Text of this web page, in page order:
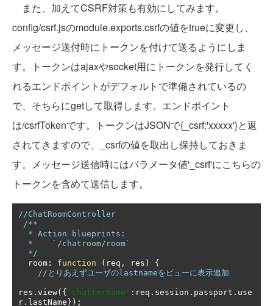
また、加えてCSRF対策も有効にしてみます。
config/csrf.jsのmodule.exports.csrfの値をtrueに変更し、
メッセージ送付時にトークンを付けて送るようにしま
す。トークンはajaxやsocket用にトークンを発行してく
れるエンドポイントがデフォルトで準備されているの
で、そちらにgetして取得します。エンドポイント
は/csrfTokenです。トークンはJSONで{_csrf:'xxxxx'}と返
されてきますので、_csrfの値を取出し保持しておきま
す。メッセージ送信時にはパラメータ値'_csrf'にこちらの
トークンを含めて送信します。
//ChatRoomController
/**
  */
  room
: function ( req , res )
{
//とりあえずユーザのlastnameをビューに表示追加
res . view({ 'chatterName' : req . session . passport . use
r . lastName });